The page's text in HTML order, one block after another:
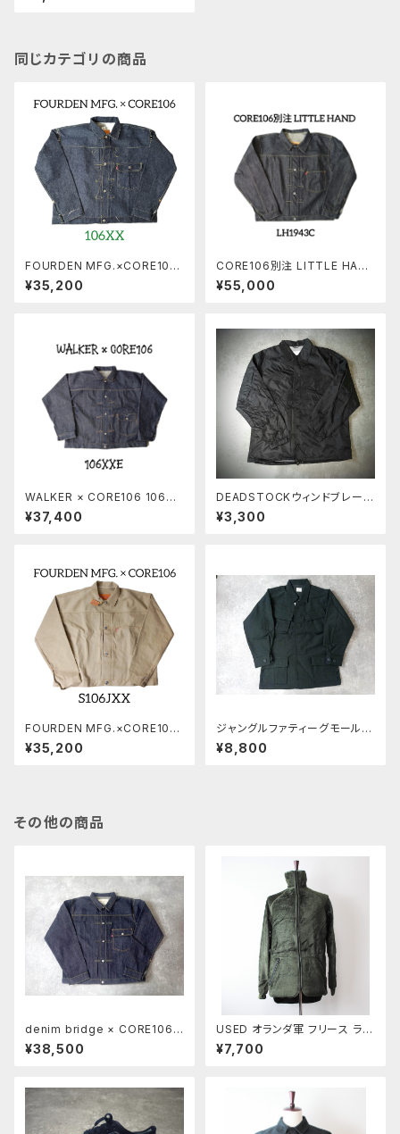
同じカテゴリの商品
FOURDEN MFG.×CORE106
「106XX」 14.5oz
¥35,200
CORE106別注 LITTLE HAN
D LH1943C JACKET
¥55,000
WALKER × CORE106 106XX
E
¥37,400
DEADSTOCKウィンドブレーカ
ー B.Squad
¥3,300
FOURDEN MFG.×CORE106
「S106JXX」 14oz BEIGE DE
NIM
¥35,200
ジャングルファティーグモールス
キンジャケット
¥8,800
その他の商品
denim bridge × CORE106
「BR1950S jacket」
¥38,500
USED オランダ軍 フリース ライ
ナージャケット
¥7,700